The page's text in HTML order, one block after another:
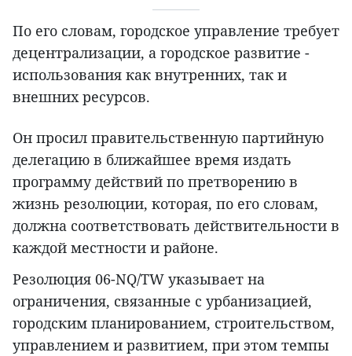
По его словам, городское управление требует
децентрализации, а городское развитие -
использования как внутренних, так и
внешних ресурсов.
Он просил правительственную партийную
делегацию в ближайшее время издать
программу действий по претворению в
жизнь резолюции, которая, по его словам,
должна соответствовать действительности в
каждой местности и районе.
Резолюция 06-NQ/TW указывает на
ограничения, связанные с урбанизацией,
городским планированием, строительством,
управлением и развитием, при этом темпы